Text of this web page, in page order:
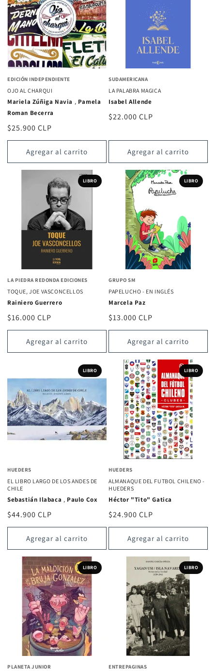
EDICIÓN INDEPENDIENTE
OJO AL CHARQUI
Mariela Zúñiga Navia , Pamela
Roman Becerra
Precio
habitual
$25.900 CLP
Agregar al carrito
SUDAMERICANA
LA PALABRA MAGICA
Isabel Allende
Precio
$22.000 CLP
Agregar al carrito
LIBRO
LA PIEDRA REDONDA EDICIONES
TOQUE, JOE VASCONCELLOS
Rainiero Guerrero
Precio
habitual
$16.000 CLP
Agregar al carrito
LIBRO
GRUPO SM
PAPELUCHO - EN INGLÉS
Marcela Paz
Precio
habitual
$13.000 CLP
Agregar al carrito
LIBRO
HUEDERS
EL LIBRO LARGO DE LOS ANDES DE
CHILE
Sebastián Ilabaca , Paulo Cox
Precio
habitual
$44.900 CLP
Agregar al carrito
LIBRO
HUEDERS
ALMANAQUE DEL FUTBOL CHILENO -
HUEDERS
Héctor "Tito" Gatica
Precio
habitual
$24.900 CLP
Agregar al carrito
LIBRO
PLANETA JUNIOR
LIBRO
ENTREPAGINAS